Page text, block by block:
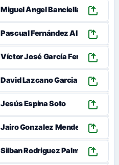
Miguel Ángel Banciella Álvaro
Pascual Fernández Albornos
Víctor José García Fernández
David Lazcano Garcia
Jesús Espina Soto
Jairo Gonzalez Mendez
Silban Rodriguez Palmeiro